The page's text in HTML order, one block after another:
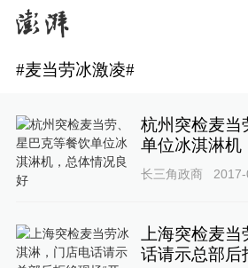
#麦当劳冰激凌#
杭州突检麦当
单位冰淇淋机
长三角政商
上海突检麦
话请示总部后